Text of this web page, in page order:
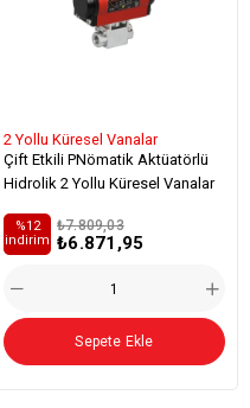
2 Yollu Küresel Vanalar
Çift Etkili PNömatik Aktüatörlü
Hidrolik 2 Yollu Küresel Vanalar
₺6.871,95
₺7.809,03
%12
i̇ndirim
Sepete Ekle